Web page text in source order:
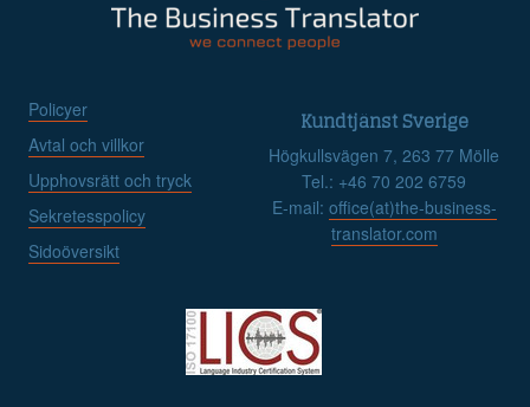
Policyer
Avtal och villkor
Upphovsrätt och tryck
Sekretesspolicy
Sidoöversikt
Kundtjänst Sverige
Högkullsvägen 7, 263 77 Mölle
Tel.: +46 70 202 6759
E-mail: office(at)the-business-
translator.com